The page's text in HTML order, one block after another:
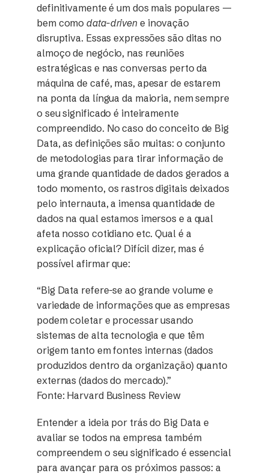
definitivamente é um dos mais populares —
bem comodata-driven e inovação
disruptiva. Essas expressões são ditas no
almoço de negócio, nas reuniões
estratégicas e nas conversas perto da
máquina de café, mas, apesar de estarem
na ponta da língua da maioria, nem sempre
o seu significado é inteiramente
compreendido. No caso do conceito de Big
Data, as definições são muitas: o conjunto
de metodologias para tirar informação de
uma grande quantidade de dados gerados a
todo momento, os rastros digitais deixados
pelo internauta, a imensa quantidade de
dados na qual estamos imersos e a qual
afeta nosso cotidiano etc. Qual é a
explicação oficial? Difícil dizer, mas é
possível afirmar que:
“Big Data refere-se ao grande volume e
variedade de informações que as empresas
podem coletar e processar usando
sistemas de alta tecnologia e que têm
origem tanto em fontes internas (dados
produzidos dentro da organização) quanto
externas (dados do mercado).”
Fonte: Harvard Business Review
Entender a ideia por trás do Big Data e
avaliar se todos na empresa também
compreendem o seu significado é essencial
para avançar para os próximos passos: a